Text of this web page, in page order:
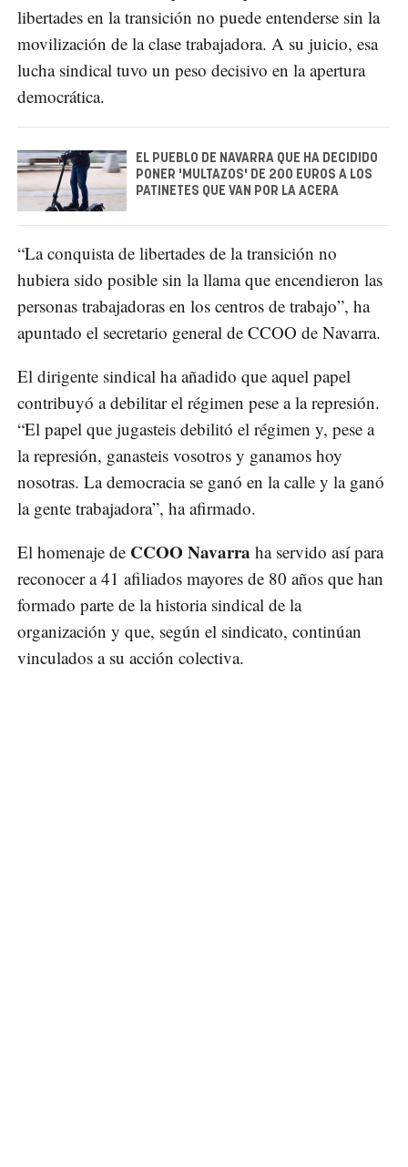
libertades en la transición no puede entenderse sin la
movilización de la clase trabajadora. A su juicio, esa
lucha sindical tuvo un peso decisivo en la apertura
democrática.
EL PUEBLO DE NAVARRA QUE HA DECIDIDO
PONER 'MULTAZOS' DE 200 EUROS A LOS
PATINETES QUE VAN POR LA ACERA
“La conquista de libertades de la transición no
hubiera sido posible sin la llama que encendieron las
personas trabajadoras en los centros de trabajo”, ha
apuntado el secretario general de CCOO de Navarra.
El dirigente sindical ha añadido que aquel papel
contribuyó a debilitar el régimen pese a la represión.
“El papel que jugasteis debilitó el régimen y, pese a
la represión, ganasteis vosotros y ganamos hoy
nosotras. La democracia se ganó en la calle y la ganó
la gente trabajadora”, ha afirmado.
El homenaje de CCOO Navarra ha servido así para
reconocer a 41 afiliados mayores de 80 años que han
formado parte de la historia sindical de la
organización y que, según el sindicato, continúan
vinculados a su acción colectiva.